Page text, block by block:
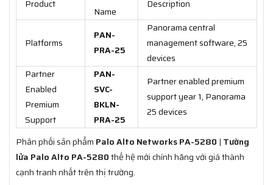
Product
Name
Description
Platforms
PAN-
PRA-25
Panorama central
management software, 25
devices
Partner
Enabled
Premium
Support
PAN-
SVC-
BKLN-
PRA-25
Partner enabled premium
support year 1, Panorama
25 devices
Phân phối sản phẩm Palo Alto Networks PA-5280 | Tường
lửa Palo Alto PA-5280thế hệ mới chính hãng với giá thành
cạnh tranh nhất trên thị trường.